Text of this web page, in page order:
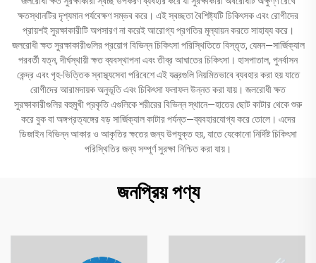
ক্ষতস্থানটির দৃশ্যমান পর্যবেক্ষণ সম্ভব করে। এই স্বচ্ছতা বৈশিষ্ট্যটি চিকিৎসক এবং রোগীদের
প্রায়শই সুরক্ষাকারীটি অপসারণ না করেই আরোগ্য প্রগতির মূল্যায়ন করতে সাহায্য করে।
জলরোধী ক্ষত সুরক্ষাকারীগুলির প্রয়োগ বিভিন্ন চিকিৎসা পরিস্থিতিতে বিস্তৃত, যেমন—সার্জিক্যাল
পরবর্তী যত্ন, দীর্ঘস্থায়ী ক্ষত ব্যবস্থাপনা এবং তীব্র আঘাতের চিকিৎসা। হাসপাতাল, পুনর্বাসন
কেন্দ্র এবং গৃহ-ভিত্তিক স্বাস্থ্যসেবা পরিবেশে এই যন্ত্রগুলি নিয়মিতভাবে ব্যবহার করা হয় যাতে
রোগীদের আরামদায়ক অনুভূতি এবং চিকিৎসা ফলাফল উন্নত করা যায়। জলরোধী ক্ষত
সুরক্ষাকারীগুলির বহুমুখী প্রকৃতি এগুলিকে শরীরের বিভিন্ন স্থানে—হাতের ছোট কাটার থেকে শুরু
করে বুক বা অঙ্গপ্রত্যঙ্গের বড় সার্জিক্যাল কাটার পর্যন্ত—ব্যবহারযোগ্য করে তোলে। এদের
ডিজাইন বিভিন্ন আকার ও আকৃতির ক্ষতের জন্য উপযুক্ত হয়, যাতে যেকোনো নির্দিষ্ট চিকিৎসা
পরিস্থিতির জন্য সম্পূর্ণ সুরক্ষা নিশ্চিত করা যায়।
জনপ্রিয় পণ্য